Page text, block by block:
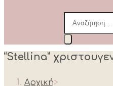
Products
search
“Stellina”
Αρχική>